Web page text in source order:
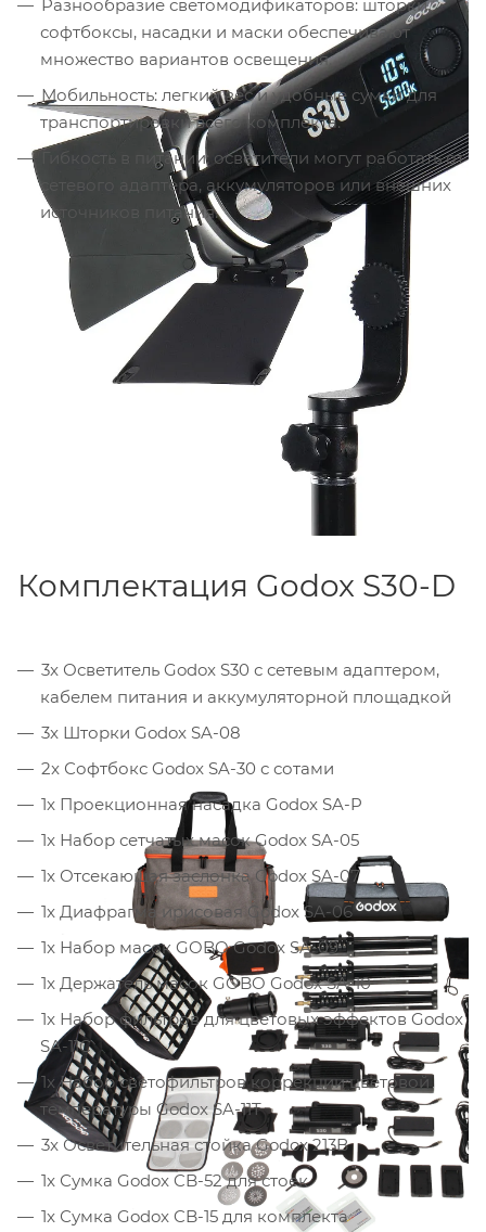
Разнообразие светомодификаторов: шторки,
софтбоксы, насадки и маски обеспечивают
множество вариантов освещения.
Мобильность: легкий вес и удобные сумки для
транспортировки всего комплекта.
Гибкость в питании: осветители могут работать от
сетевого адаптера, аккумуляторов или внешних
источников питания.
Комплектация Godox S30-D
3x Осветитель Godox S30 с сетевым адаптером,
кабелем питания и аккумуляторной площадкой
3x Шторки Godox SA-08
2x Софтбокс Godox SA-30 с сотами
1x Проекционная насадка Godox SA-P
1x Набор сетчатых масок Godox SA-05
1x Отсекающая заслонка Godox SA-07
1x Диафрагма ирисовая Godox SA-06
1x Набор масок GOBO Godox SA-09
1x Держатель масок GOBO Godox SA-10
1x Набор фильтров для цветовых эффектов Godox
SA-11C
1x Набор светофильтров коррекции цветовой
температуры Godox SA-11T
3x Осветительная стойка Godox 213B
1x Сумка Godox CB-52 для стоек
1x Сумка Godox CB-15 для комплекта